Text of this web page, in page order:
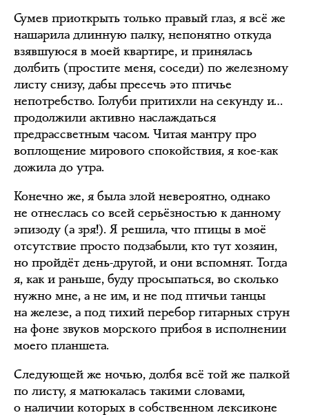
Сумев приоткрыть только правый глаз, я всё же
нашарила длинную палку, непонятно откуда
взявшуюся в моей квартире, и принялась
долбить (простите меня, соседи) по железному
листу снизу, дабы пресечь это птичье
непотребство. Голуби притихли на секунду и…
продолжили активно наслаждаться
предрассветным часом. Читая мантру про
воплощение мирового спокойствия, я кое-как
дожила до утра.
Конечно же, я была злой невероятно, однако
не отнеслась со всей серьёзностью к данному
эпизоду (а зря!). Я решила, что птицы в моё
отсутствие просто подзабыли, кто тут хозяин,
но пройдёт день-другой, и они вспомнят. Тогда
я, как и раньше, буду просыпаться, во сколько
нужно мне, а не им, и не под птичьи танцы
на железе, а под тихий перебор гитарных струн
на фоне звуков морского прибоя в исполнении
моего планшета.
Следующей же ночью, долбя всё той же палкой
по листу, я матюкалась такими словами,
о наличии которых в собственном лексиконе